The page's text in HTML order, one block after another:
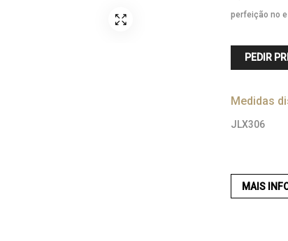
perfeição no
PEDIR
Medidas
JLX306
MAIS